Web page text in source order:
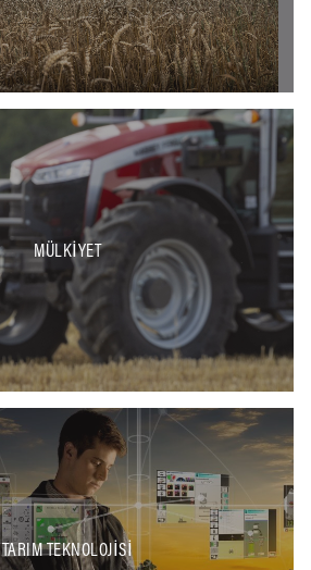
MÜLKIYET
TARIM TEKNOLOJISI